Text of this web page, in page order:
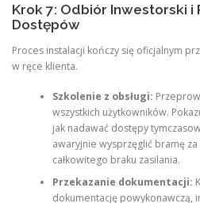
Krok 7: Odbiór Inwestorski i
Dostępów
Proces instalacji kończy się oficjalnym
w ręce klienta.
Szkolenie z obsługi:
wszystkich użytkowników.
jak nadawać dostępy
awaryjnie wysprzęglić bramę
całkowitego braku zasilania.
Przekazanie dokumentacji:
dokumentację powykonawczą,